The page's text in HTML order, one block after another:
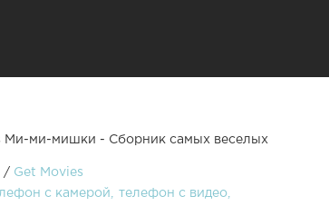
Ми-ми-мишки - Сборник самых веселых
/ Get Movies
с камерой
телефон с видео